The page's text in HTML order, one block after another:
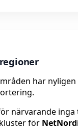
har
närvarande inga
för